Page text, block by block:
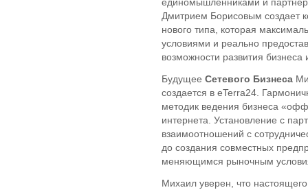
единомышленниками и
Дмитрием Борисовым создает
нового типа, которая
условиями и реально
возможности развития бизнеса
Будущее Сетевого Бизнеса
создается в eTerra24.
методик ведения бизнеса
интернета. Установление с
взаимоотношений с
до создания совместных
меняющимся рыночным
Михаил уверен, что